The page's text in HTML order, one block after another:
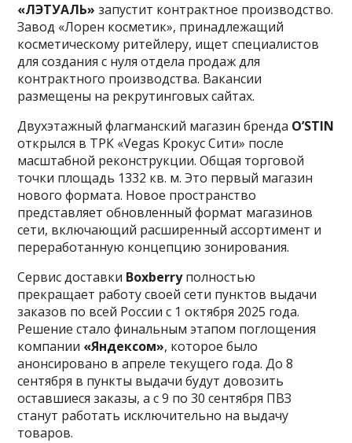
«ЛЭТУАЛЬ»запустит контрактное производство.
Завод «Лорен косметик», принадлежащий
косметическому ритейлеру, ищет специалистов
для создания с нуля отдела продаж для
контрактного производства. Вакансии
размещены на рекрутинговых сайтах.
Двухэтажный флагманский магазин бренда O’STIN
открылся в ТРК «Vegas Крокус Сити» после
масштабной реконструкции. Общая торговой
точки площадь 1332 кв. м. Это первый магазин
нового формата. Новое пространство
представляет обновленный формат магазинов
сети, включающий расширенный ассортимент и
переработанную концепцию зонирования.
Сервис доставки Boxberryполностью
прекращает работу своей сети пунктов выдачи
заказов по всей России с 1 октября 2025 года.
Решение стало финальным этапом поглощения
компании «Яндексом», которое было
анонсировано в апреле текущего года. До 8
сентября в пункты выдачи будут довозить
оставшиеся заказы, а с 9 по 30 сентября ПВЗ
станут работать исключительно на выдачу
товаров.